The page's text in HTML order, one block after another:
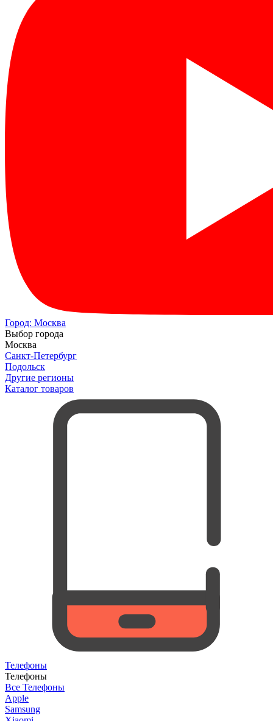
Город: Москва
Выбор города
Москва
Санкт-Петербург
Подольск
Другие регионы
Каталог товаров
Телефоны
Телефоны
Все Телефоны
Apple
Samsung